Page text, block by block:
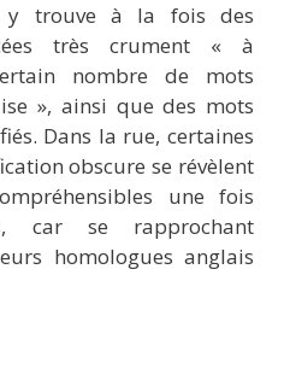
y trouve à la fois des
très crument « à
nombre de mots
», ainsi que des mots
Dans la rue, certaines
obscure se révèlent
une fois
car se rapprochant
homologues anglais